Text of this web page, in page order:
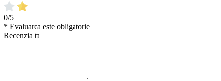
0/5
* Evaluarea este obligatorie
Recenzia ta